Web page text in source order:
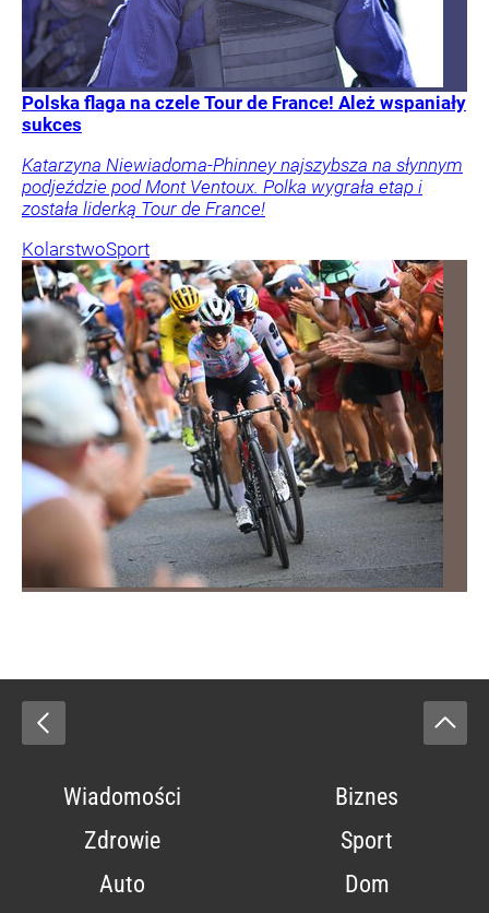
Polska flaga na czele Tour de France! Ależ wspaniały
sukces
Katarzyna Niewiadoma-Phinney najszybsza na słynnym
podjeździe pod Mont Ventoux. Polka wygrała etap i
została liderką Tour de France!
KolarstwoSport
Wiadomości
Biznes
Zdrowie
Sport
Auto
Dom